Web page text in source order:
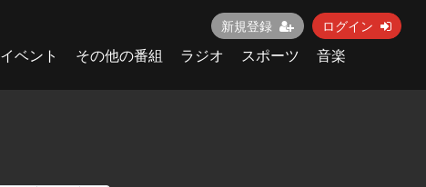
新規登録 ログイン
イベント その他の番組 ラジオ スポーツ
音楽